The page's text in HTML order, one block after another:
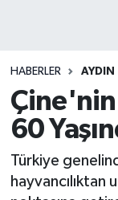
HABERLER AYDIN
Çine'nin
60
Türkiye
hayvancılıktan